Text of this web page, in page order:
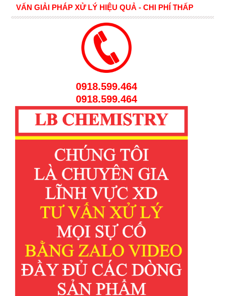
VẤN GIẢI PHÁP XỬ LÝ HIỆU QUẢ - CHI PHÍ THẤP
0918.599.464
0918.599.464